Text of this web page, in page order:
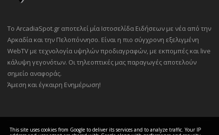
Το ArcadiaSpot.gr αποτελεί μία Ιστοσελίδα Ειδήσεων με νέα από την
Αρκαδία και την Πελοπόννησο. Είναι η πιο σύγχρονη εξελιγμένη
WebTV με τεχνολογία υψηλών προδιαγραφών, με εκπομπές και live
κάλυψη γεγονότων. Οι τηλεοπτικές μας παραγωγές αποτελούν
σημείο αναφοράς.
Άμεση και έγκαιρη Ενημέρωση!
This site uses cookies from Google to deliver its services and to analyze traffic. Your IP